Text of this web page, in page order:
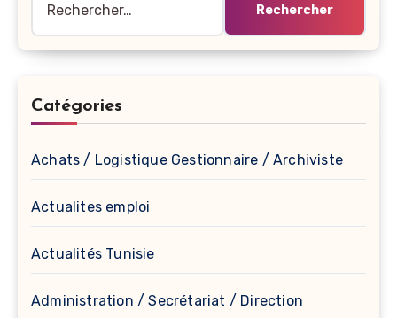
Catégories
Achats / Logistique Gestionnaire / Archiviste
Actualites emploi
Actualités Tunisie
Administration / Secrétariat / Direction